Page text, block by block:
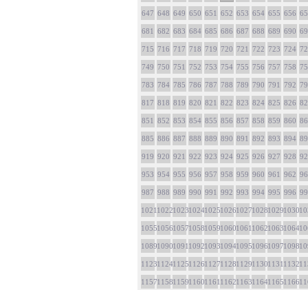
647 648 649 650 651 652 653 654 655 656
681 682 683 684 685 686 687 688 689 690
715 716 717 718 719 720 721 722 723 724
749 750 751 752 753 754 755 756 757 758
783 784 785 786 787 788 789 790 791 792
817 818 819 820 821 822 823 824 825 826
851 852 853 854 855 856 857 858 859 860
885 886 887 888 889 890 891 892 893 894
919 920 921 922 923 924 925 926 927 928
953 954 955 956 957 958 959 960 961 962
987 988 989 990 991 992 993 994 995 996
1021102210231024102510261027102810291030
1055105610571058105910601061106210631064
1089109010911092109310941095109610971098
1123112411251126112711281129113011311132
1157115811591160116111621163116411651166